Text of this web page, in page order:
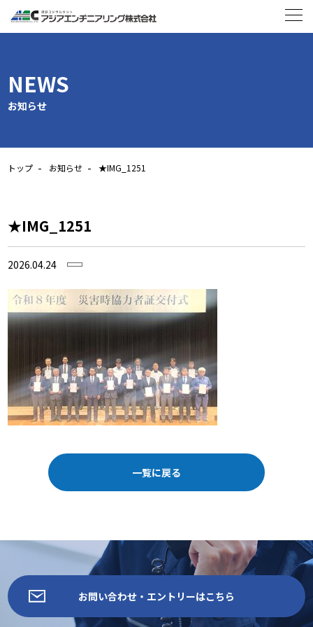
NEWS
お知らせ
トップ お知らせ ★IMG_1251
★IMG_1251
2026.04.24
一覧に戻る
お問い合わせ・エントリーはこちら